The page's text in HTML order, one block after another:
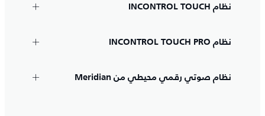
نظام INCONTROL TOUCH
نظام INCONTROL TOUCH PRO
نظام صوتي رقمي محيطي من Meridian